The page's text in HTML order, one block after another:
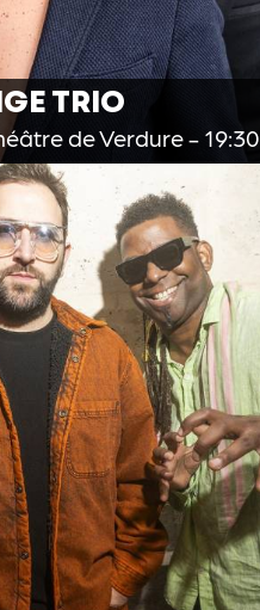
TRIO
de Verdure - 19:30